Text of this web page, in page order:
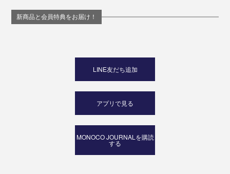
新商品と会員特典をお届け！
LINE友だち追加
アプリで見る
MONOCO JOURNALを購読
する